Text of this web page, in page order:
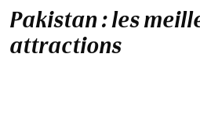
Pakistan : les
attractions